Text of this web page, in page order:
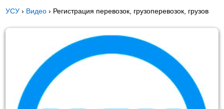
УСУ › Видео › Регистрация перевозок, грузоперевозок, грузов